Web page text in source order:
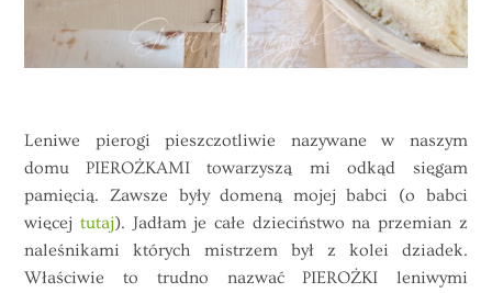
Leniwe pierogi pieszczotliwie nazywane w naszym
domu PIEROŻKAMI towarzyszą mi odkąd sięgam
pamięcią. Zawsze były domeną mojej babci (o babci
więcejtutaj). Jadłam je całe dzieciństwo na przemian z
naleśnikami których mistrzem był z kolei dziadek.
Właściwie to trudno nazwać PIEROŻKI leniwymi